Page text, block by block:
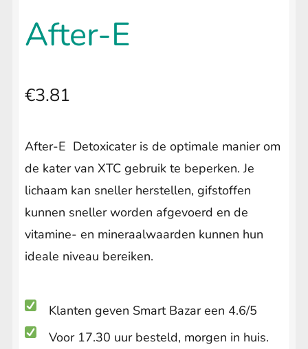
After-E
€3.81
After-E Detoxicater is de optimale manier om
de kater van XTC gebruik te beperken. Je
lichaam kan sneller herstellen, gifstoffen
kunnen sneller worden afgevoerd en de
vitamine- en mineraalwaarden kunnen hun
ideale niveau bereiken.
Klanten geven Smart Bazar een 4.6/5
Voor 17.30 uur besteld, morgen in huis.